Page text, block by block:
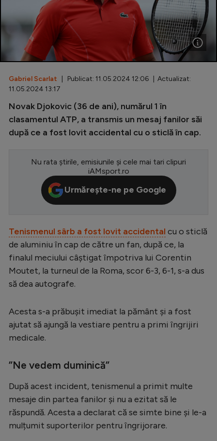
U21
Fotbal feminin
Special
Diverse
Inedit
Europa League
Conference League
CM 2026
LaLiga
Serie A
Bundesliga
Campionate
Starurile fotbalului
Stranieri
Clasamente
Gabriel Scarlat | Publicat: 11.05.2024 12:06 | Actualizat:
11.05.2024 13:17
Novak Djokovic (36 de ani), numărul 1 în
clasamentul ATP, a transmis un mesaj fanilor săi
după ce a fost lovit accidental cu o sticlă în cap.
Nu rata știrile, emisiunile și cele mai tari clipuri
iAMsport.ro
Urmărește-ne pe Google
Tenismenul sârb a fost lovit accidental cu o sticlă
de aluminiu în cap de către un fan, după ce, la
finalul meciului câștigat împotriva lui Corentin
Moutet, la turneul de la Roma, scor 6-3, 6-1, s-a dus
să dea autografe.
Acesta s-a prăbușit imediat la pământ și a fost
ajutat să ajungă la vestiare pentru a primi îngrijiri
medicale.
”Ne vedem duminică”
După acest incident, tenismenul a primit multe
mesaje din partea fanilor și nu a ezitat să le
răspundă. Acesta a declarat că se simte bine și le-a
mulțumit suporterilor pentru îngrijorare.